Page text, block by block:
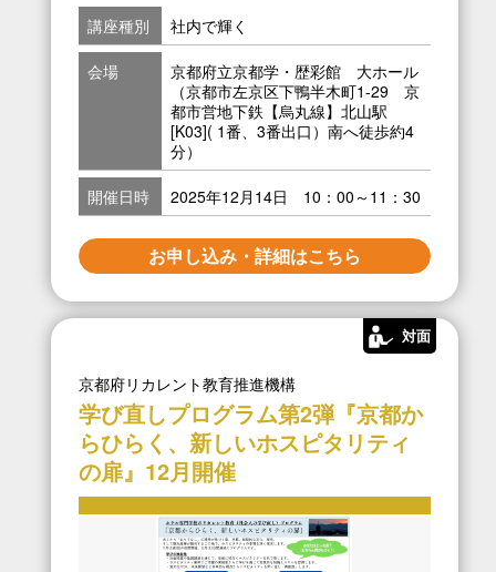
講座種別 社内で輝く
会場
京都府立京都学・歴彩館 大ホール
（京都市左京区下鴨半木町1-29 京
都市営地下鉄【烏丸線】北山駅
[K03]( 1番、3番出口）南へ徒歩約4
分）
開催日時 2025年12月14日 10：00～11：30
お申し込み・詳細はこちら
対面
京都府リカレント教育推進機構
学び直しプログラム第2弾『京都か
らひらく、新しいホスピタリティ
の扉』12月開催